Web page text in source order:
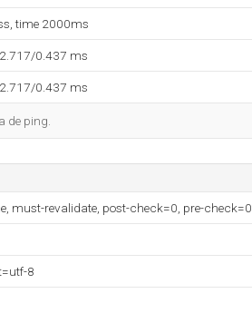
time 2000ms
0.437 ms
0.437 ms
de ping.
must-revalidate, post-check=0, pre-check=0
8